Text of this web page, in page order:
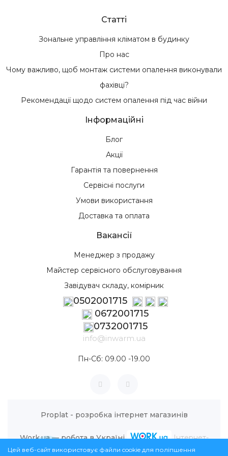
Статті
Зональне управління кліматом в будинку
Про нас
Чому важливо, щоб монтаж системи опалення виконували
фахівці?
Рекомендації щодо систем опалення під час війни
Інформаційні
Блог
Акції
Гарантія та повернення
Сервісні послуги
Умови використання
Доставка та оплата
Вакансії
Менеджер з продажу
Майстер сервісного обслуговування
Завідувач складу, комірник
0502001715
0672001715
0732001715
info@inwarm.ua
Пн-Сб: 09.00 -19.00
Proplat - розробка інтернет магазинів
Work.ua — робота в Україні
Інтернет-
магазин InWarm © 2026
Цей веб-сайт використовує файли cookie для поліпшення